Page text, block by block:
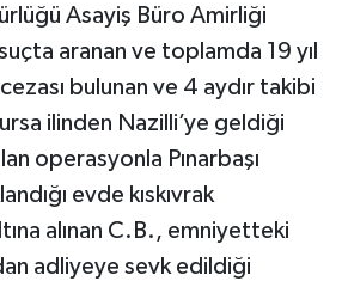
Asayiş Büro Amirliği
aranan ve toplamda 19 yıl
bulunan ve 4 aydır takibi
ilinden Nazilli’ye geldiği
operasyonla Pınarbaşı
evde kıskıvrak
alınan C.B., emniyetteki
adliyeye sevk edildiği